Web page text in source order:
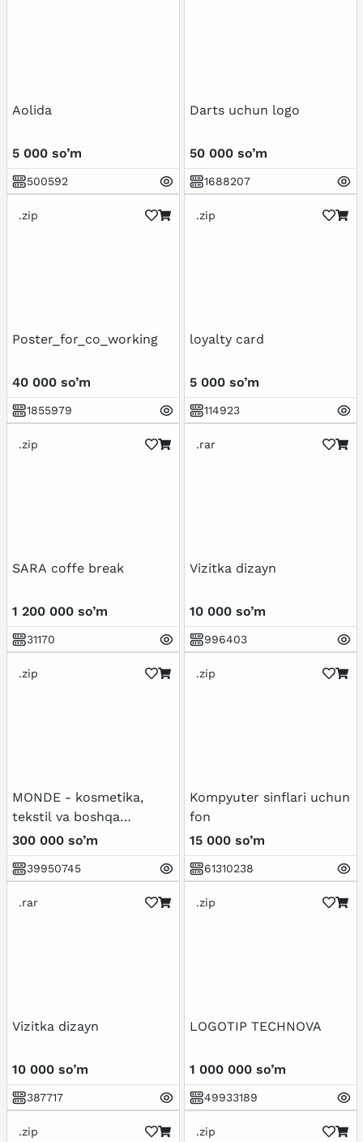
Aolida
5 000 so’m
500592
Darts uchun logo
50 000 so’m
1688207
.zip
Poster_for_co_working
40 000 so’m
1855979
.zip
loyalty card
5 000 so’m
114923
.zip
SARA coffe break
1 200 000 so’m
31170
.rar
Vizitka dizayn
10 000 so’m
996403
.zip
MONDE - kosmetika,
tekstil va boshqa
sohalarga judayam mos
keladi (Brendbook bonus)
300 000 so’m
39950745
.zip
Kompyuter sinflari uchun
fon
15 000 so’m
61310238
.rar
Vizitka dizayn
10 000 so’m
387717
.zip
LOGOTIP TECHNOVA
1 000 000 so’m
49933189
.zip .zip